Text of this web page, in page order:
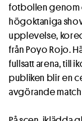
fotbollen genom
högoktaniga
upplevelse,
från Poyo Rojo.
fullsatt arena, till
publiken blir en
avgörande